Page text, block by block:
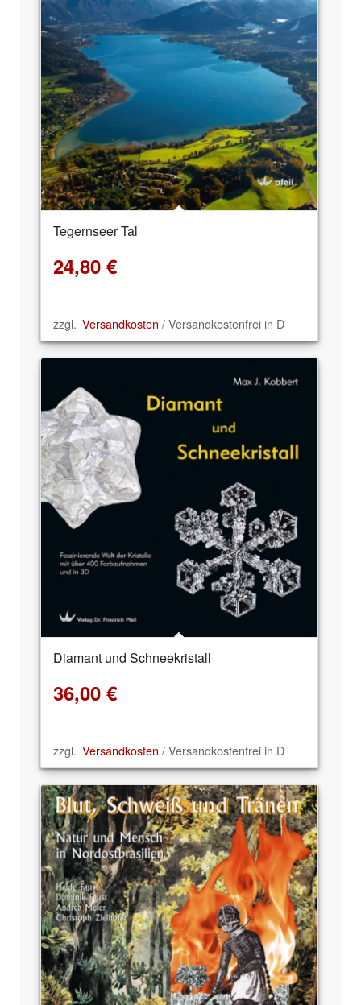
Tegernseer Tal
24,80 €
zzgl. Versandkosten / Versandkostenfrei in D
5.00
Diamant und Schneekristall
36,00 €
zzgl. Versandkosten / Versandkostenfrei in D